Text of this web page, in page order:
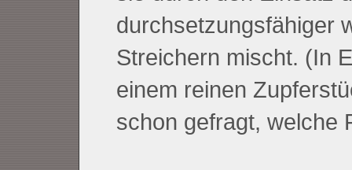
durchsetzungsfähiger
Streichern mischt. (In
einem reinen
schon gefragt, welche